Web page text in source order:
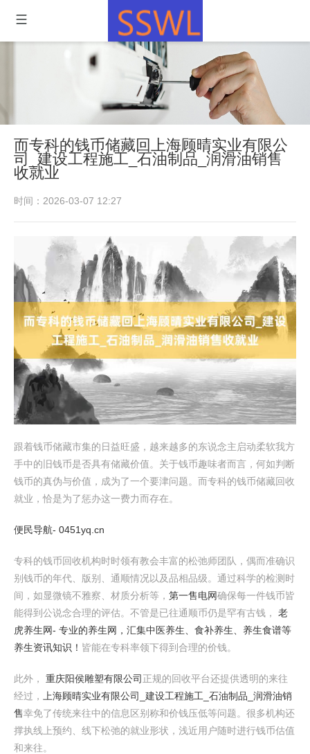
而专科的钱币储藏回上海顾晴实业有限公
司_建设工程施工_石油制品_润滑油销售
收就业
时间：2026-03-07 12:27
跟着钱币储藏市集的日益旺盛，越来越多的东说念主启动柔软我方
手中的旧钱币是否具有储藏价值。关于钱币趣味者而言，何如判断
钱币的真伪与价值，成为了一个要津问题。而专科的钱币储藏回收
就业，恰是为了惩办这一费力而存在。
便民导航- 0451yq.cn
专科的钱币回收机构时时领有教会丰富的松弛师团队，偶而准确识
别钱币的年代、版别、通顺情况以及品相品级。通过科学的检测时
间，如显微镜不雅察、材质分析等， 第一售电网确保每一件钱币皆
能得到公说念合理的评估。不管是已往通顺币仍是罕有古钱， 老
虎养生网- 专业的养生网，汇集中医养生、食补养生、养生食谱等
养生资讯知识！ 皆能在专科率领下得到合理的价钱。
此外， 重庆阳侯雕塑有限公司 正规的回收平台还提供透明的来往
经过，
上海顾晴实业有限公司_建设工程施工_石油制品_润滑油销
售幸免了传统来往中的信息区别称和价钱压低等问题。很多机构还
撑执线上预约、线下松弛的就业形状，浅近用户随时进行钱币估值
和来往。